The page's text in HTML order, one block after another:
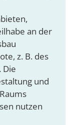
an der
z. B. des
Die
und
nutzen